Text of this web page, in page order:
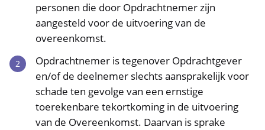
personen die door Opdrachtnemer zijn
aangesteld voor de uitvoering van de
overeenkomst.
Opdrachtnemer is tegenover Opdrachtgever
en/of de deelnemer slechts aansprakelijk voor
schade ten gevolge van een ernstige
toerekenbare tekortkoming in de uitvoering
van de Overeenkomst. Daarvan is sprake